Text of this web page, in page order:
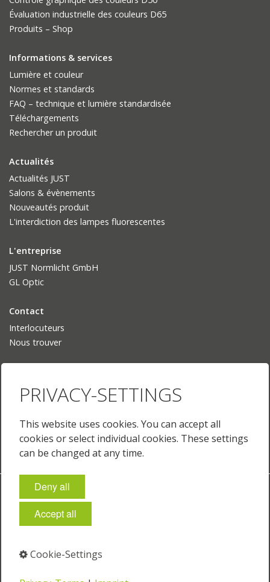
Évaluation industrielle des couleurs D65
Produits – Shop
Informations & services
Lumière et couleur
Normes et standards
FAQ – technique et lumière standardisée
Téléchargements
Rechercher un produit
Actualités
Actualités JUST
Salons & évènements
Nouveautés produit
L'interdiction des lampes fluorescentes
L'entreprise
JUST Normlicht GmbH
GL Optic
Contact
Interlocuteurs
Nous trouver
Deutsch
English
Empreinte Protection des données
Paramètres des cookies
⁣ ⁣
PRIVACY-SETTINGS
This website uses cookies. You can accept all
cookies or select individual cookies. These settings
can be changed at any time.
Deny all
Accept all
Cookie-Settings